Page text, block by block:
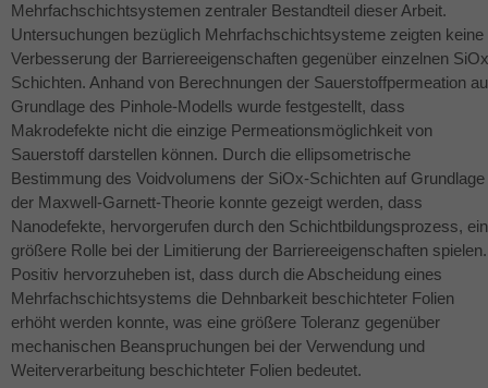
Mehrfachschichtsystemen zentraler Bestandteil dieser Arbeit.
Untersuchungen bezüglich Mehrfachschichtsysteme zeigten keine
Verbesserung der Barriereeigenschaften gegenüber einzelnen
Schichten. Anhand von Berechnungen der Sauerstoffpermeation
Grundlage des Pinhole-Modells wurde festgestellt, dass
Makrodefekte nicht die einzige Permeationsmöglichkeit von
Sauerstoff darstellen können. Durch die ellipsometrische
Bestimmung des Voidvolumens der SiOx-Schichten auf Grundlage
der Maxwell-Garnett-Theorie konnte gezeigt werden, dass
Nanodefekte, hervorgerufen durch den Schichtbildungsprozess,
größere Rolle bei der Limitierung der Barriereeigenschaften spielen.
Positiv hervorzuheben ist, dass durch die Abscheidung eines
Mehrfachschichtsystems die Dehnbarkeit beschichteter Folien
erhöht werden konnte, was eine größere Toleranz gegenüber
mechanischen Beanspruchungen bei der Verwendung und
Weiterverarbeitung beschichteter Folien bedeutet.